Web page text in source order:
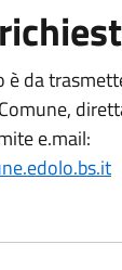
è da
e.mail: